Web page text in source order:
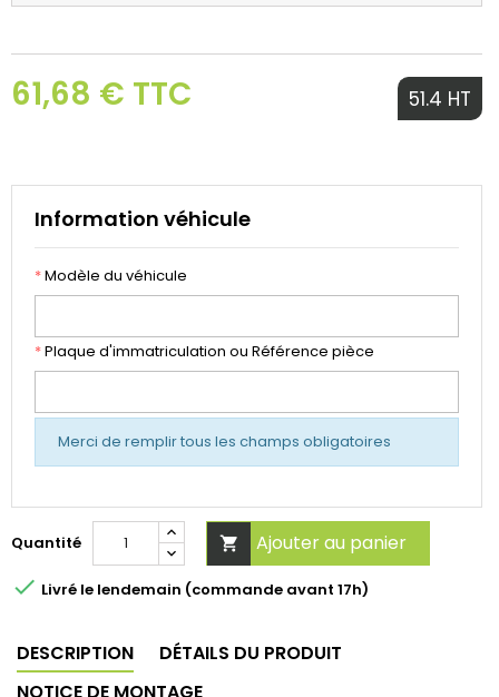
61,68 € TTC 51.4 HT
Information véhicule
*Modèle du véhicule
*Plaque d'immatriculation ou Référence pièce
Merci de remplir tous les champs obligatoires
Quantité  Ajouter au panier
 Livré le lendemain (commande avant 17h)
DESCRIPTION
DÉTAILS DU PRODUIT